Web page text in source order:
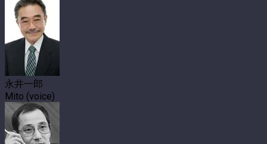
永井一郎
Mito (voice)